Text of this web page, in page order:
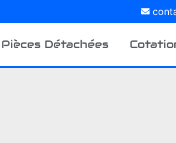
Pièces Détachées